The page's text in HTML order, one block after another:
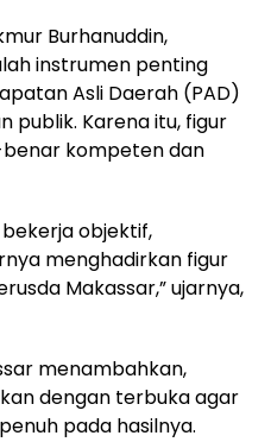
Burhanuddin,
instrumen penting
Asli Daerah (PAD)
publik. Karena itu, figur
kompeten dan
objektif,
menghadirkan figur
Makassar,” ujarnya,
menambahkan,
dengan terbuka agar
pada hasilnya.